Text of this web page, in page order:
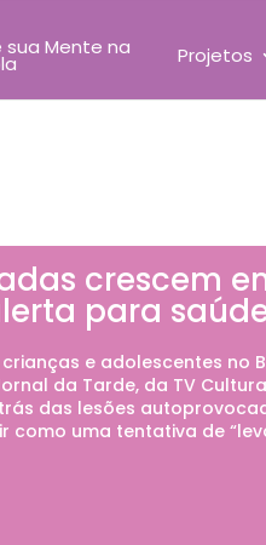
sua Mente na Projetos
crescem
para
e adolescentes no
da Tarde, da TV
das lesões
uma tentativa de